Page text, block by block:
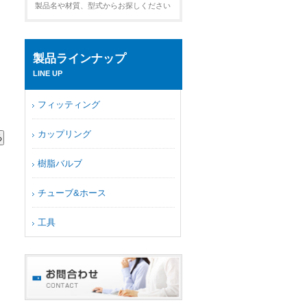
製品名や材質、型式からお探しください
製品ラインナップ
LINE UP
フィッティング
カップリング
樹脂バルブ
チューブ&ホース
工具